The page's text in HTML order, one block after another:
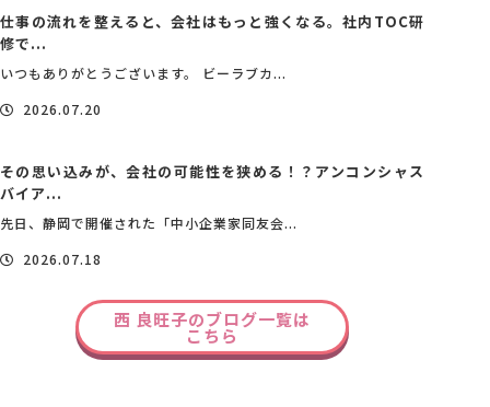
仕事の流れを整えると、会社はもっと強くなる。社内TOC研
修で...
いつもありがとうございます。 ビーラブカ...
2026.07.20
その思い込みが、会社の可能性を狭める！？アンコンシャス
バイア...
先日、静岡で開催された「中小企業家同友会...
2026.07.18
西 良旺子のブログ一覧は
こちら